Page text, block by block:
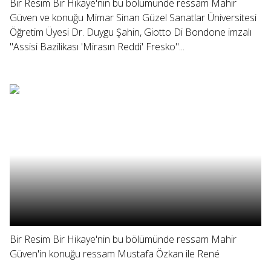
Bir Resim Bir Hikaye'nin bu bölümünde ressam Mahir
Güven ve konuğu Mimar Sinan Güzel Sanatlar Üniversitesi
Öğretim Üyesi Dr. Duygu Şahin, Giotto Di Bondone imzalı
"Assisi Bazilikası 'Mirasın Reddi' Fresko"...
Bir Resim Bir Hikaye'nin bu bölümünde ressam Mahir
Güven'in konuğu ressam Mustafa Özkan ile René